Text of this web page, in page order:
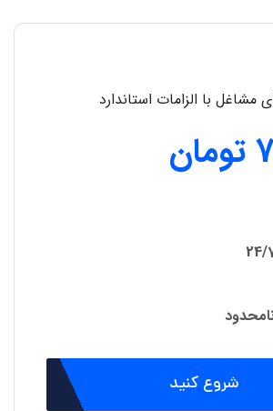
با الزامات استاندارد
شروع کنید